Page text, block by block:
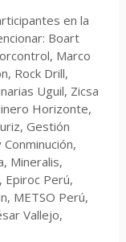
en la
Boart
Marco
Rock Drill,
Uguil, Zicsa
Horizonte,
Gestión
Mineralis,
Epiroc Perú,
METSO Perú,
Vallejo,